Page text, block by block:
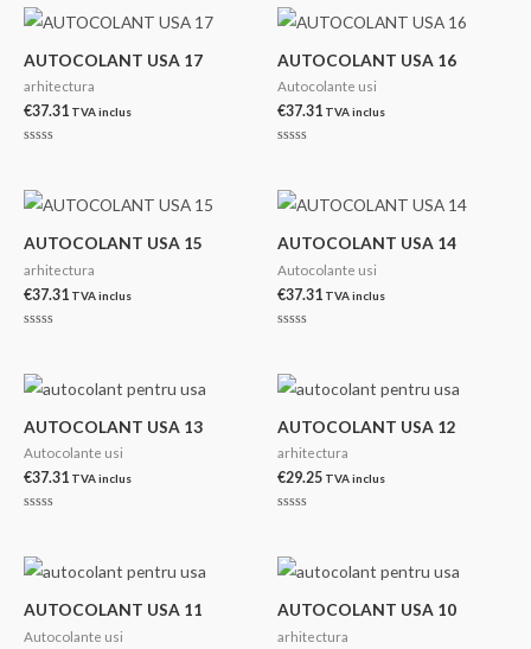
din
5
din
5
AUTOCOLANT USA 17
arhitectura
€37.31 TVA inclus
din
5
AUTOCOLANT USA 16
Autocolante usi
€37.31 TVA inclus
din
5
AUTOCOLANT USA 15
arhitectura
€37.31 TVA inclus
din
5
AUTOCOLANT USA 14
Autocolante usi
€37.31 TVA inclus
din
5
AUTOCOLANT USA 13
Autocolante usi
€37.31 TVA inclus
din
5
AUTOCOLANT USA 12
arhitectura
€29.25 TVA inclus
din
5
AUTOCOLANT USA 11
Autocolante usi
AUTOCOLANT USA 10
arhitectura